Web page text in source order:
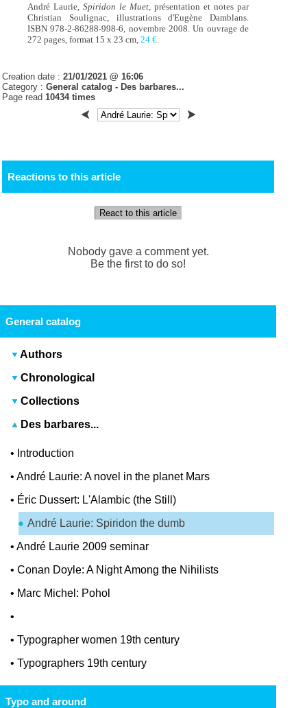
André Laurie,Spiridon le Muet , présentation et notes par
Christian Soulignac, illustrations d'Eugène Damblans.
ISBN 978-2-86288-998-6, novembre 2008. Un ouvrage de
272 pages, format 15 x 23 cm, 24 €.
Creation date :21/01/2021 @ 16:06
Category :General catalog - Des barbares...
Page read 10434 times
Reactions to this article
React to this article
Nobody gave a comment yet.
Be the first to do so!
General catalog
Authors
Chronological
Collections
Des barbares...
• Introduction
•André Laurie: A novel in the planet Mars
• Éric Dussert: L'Alambic (the Still)
André Laurie: Spiridon the dumb
•André Laurie 2009 seminar
•Conan Doyle: A Night Among the Nihilists
• Marc Michel: Pohol
•
•Typographer women 19th century
•Typographers 19th century
Typo and around